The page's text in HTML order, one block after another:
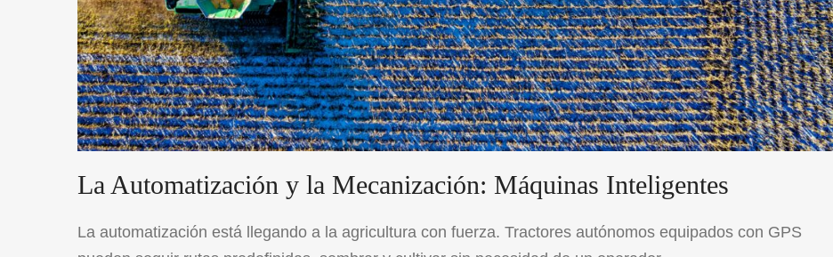
La Automatización y la Mecanización: Máquinas Inteligentes
La automatización está llegando a la agricultura con fuerza. Tractores autónomos equipados con GPS